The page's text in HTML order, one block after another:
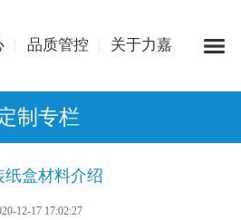
品质管控 关于力嘉
制专栏
纸盒材料介绍
12-17 17:02:27